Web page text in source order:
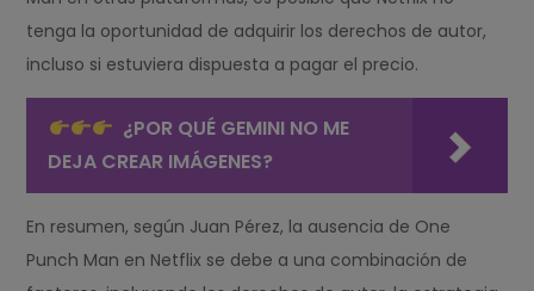
tenga la oportunidad de adquirir los derechos de autor,
incluso si estuviera dispuesta a pagar el precio.
¿POR QUÉ GEMINI NO ME
DEJA CREAR IMÁGENES?
En resumen, según Juan Pérez, la ausencia de One
Punch Man en Netflix se debe a una combinación de